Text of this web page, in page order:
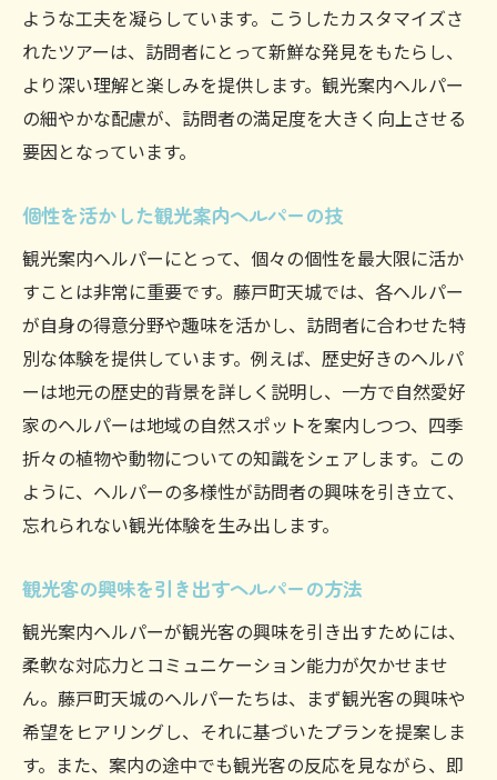
ような工夫を凝らしています。こうしたカスタマイズさ
れたツアーは、訪問者にとって新鮮な発見をもたらし、
より深い理解と楽しみを提供します。観光案内ヘルパー
の細やかな配慮が、訪問者の満足度を大きく向上させる
要因となっています。
個性を活かした観光案内ヘルパーの技
観光案内ヘルパーにとって、個々の個性を最大限に活か
すことは非常に重要です。藤戸町天城では、各ヘルパー
が自身の得意分野や趣味を活かし、訪問者に合わせた特
別な体験を提供しています。例えば、歴史好きのヘルパ
ーは地元の歴史的背景を詳しく説明し、一方で自然愛好
家のヘルパーは地域の自然スポットを案内しつつ、四季
折々の植物や動物についての知識をシェアします。この
ように、ヘルパーの多様性が訪問者の興味を引き立て、
忘れられない観光体験を生み出します。
観光客の興味を引き出すヘルパーの方法
観光案内ヘルパーが観光客の興味を引き出すためには、
柔軟な対応力とコミュニケーション能力が欠かせませ
ん。藤戸町天城のヘルパーたちは、まず観光客の興味や
希望をヒアリングし、それに基づいたプランを提案しま
す。また、案内の途中でも観光客の反応を見ながら、即